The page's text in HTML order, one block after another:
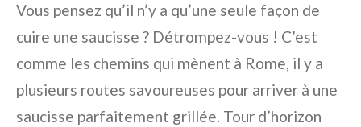
Vous pensez qu’il n’y a qu’une seule façon de
cuire une saucisse ? Détrompez-vous ! C’est
comme les chemins qui mènent à Rome, il y a
plusieurs routes savoureuses pour arriver à une
saucisse parfaitement grillée. Tour d’horizon